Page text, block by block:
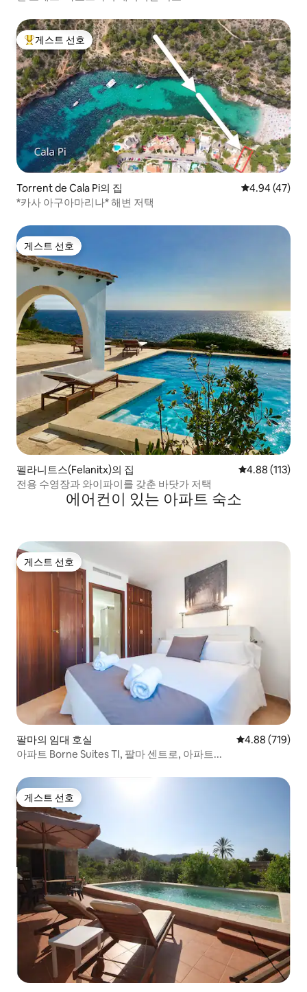
상위 게스트 선호
게스트 선호
Torrent de Cala Pi의 집 평점 4.94점(5
4.94 (47)
*카사 아구아마리나* 해변 저택
게스트 선호
게스트 선호
펠라니트스(Felanitx)의 집 평점 4.88점(5
4.88 (113)
전용 수영장과 와이파이를 갖춘 바닷가 저택
에어컨이 있는 아파트 숙소
게스트 선호
게스트 선호
팔마의 임대 호실 평점 4.88점(5
4.88 (719)
아파트 Borne Suites TI, 팔마 센트로, 아파트...
게스트 선호
게스트 선호